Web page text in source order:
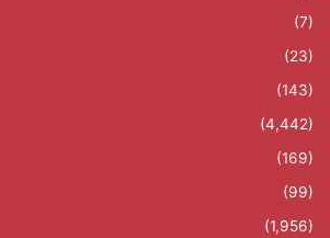
(7)
(23)
(143)
(4,442)
(169)
(99)
(1,956)